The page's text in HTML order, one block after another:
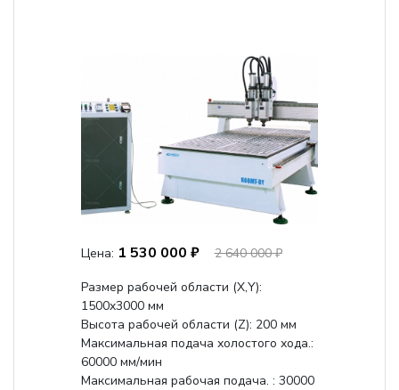
Цена: 1 530 000 ₽
2 640 000 ₽
Размер рабочей области (Х,Y):
1500x3000 мм
Высота рабочей области (Z): 200 мм
Максимальная подача холостого хода.:
60000 мм/мин
Максимальная рабочая подача. : 30000